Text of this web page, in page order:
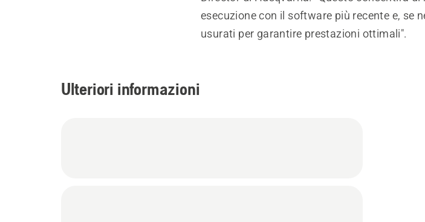
esecuzione con il software più recente e, se
usurati per garantire prestazioni ottimali".
Ulteriori informazioni